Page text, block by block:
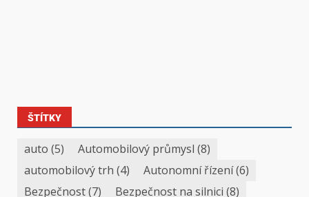
ŠTÍTKY
auto (5) Automobilový průmysl (8)
automobilový trh (4) Autonomní řízení(6)
Bezpečnost(7) Bezpečnost na silnici (8)